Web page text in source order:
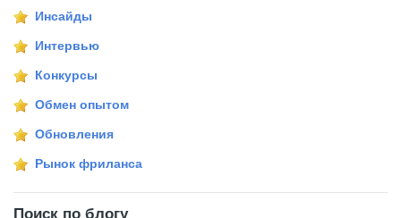
Инсайды
Интервью
Конкурсы
Обмен опытом
Обновления
Рынок фриланса
Поиск по блогу